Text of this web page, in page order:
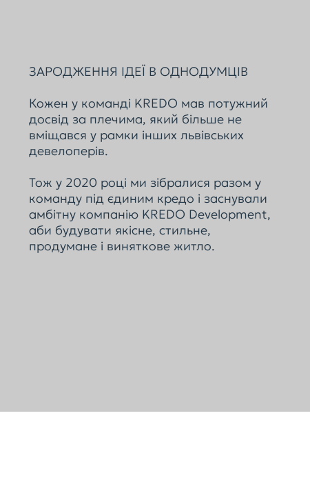
ЗАРОДЖЕННЯ ІДЕЇ В ОДНОДУМЦІВ
Кожен у команді KREDO мав потужний
досвід за плечима, який більше не
вміщався у рамки інших львівських
девелоперів.
Тож у 2020 році ми зібралися разом у
команду під єдиним кредо і заснували
амбітну компанію KREDO Development,
аби будувати якісне, стильне,
продумане і виняткове житло.